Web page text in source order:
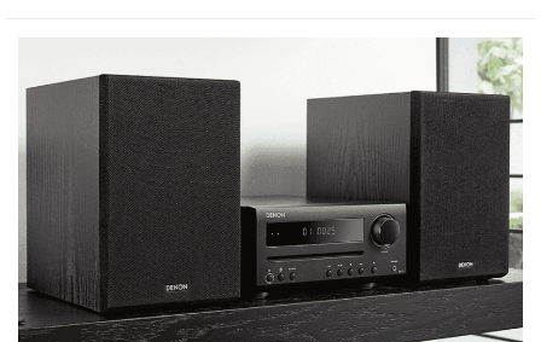
khách để tiếp nhận thông tin phản hồi
Lưu lại thông tin khách hàng, áp dụng các
chính sách giảm giá và khuyến mãi cho lần
sử dịch vụ điện tử điện lạnh của ngọc thạch.
Bảng Giá Sửa Chữa Điện Lạnh Trung
Tâm Điện Lạnh Ngọc Thạch
VẬT TƯ
LINH
LOẠI
ĐƠN GIÁ BẢO HÀNH